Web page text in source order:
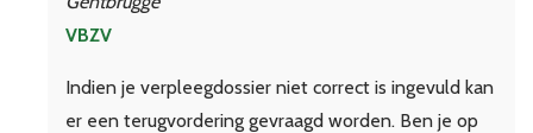
VBZV
Indien je verpleegdossier niet correct is ingevuld kan
er een terugvordering gevraagd worden. Ben je op